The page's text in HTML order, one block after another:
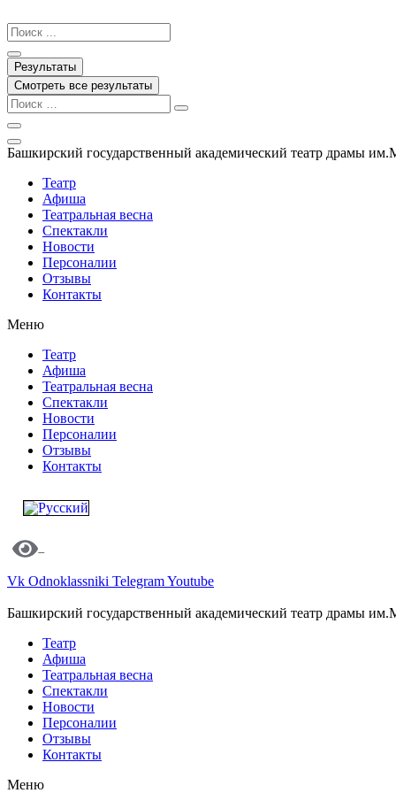
к
содержимому
Search
...
Результаты
Смотреть все результаты
Башкирский государственный академический театр драмы
Театр
Афиша
Театральная весна
Спектакли
Новости
Персоналии
Отзывы
Контакты
Меню
Театр
Афиша
Театральная весна
Спектакли
Новости
Персоналии
Отзывы
Контакты
Vk Odnoklassniki TelegramYoutube
Башкирский государственный академический театр драмы
Театр
Афиша
Театральная весна
Спектакли
Новости
Персоналии
Отзывы
Контакты
Меню